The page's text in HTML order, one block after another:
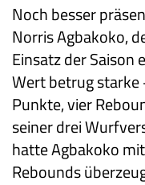
Noch besser
Norris Agbakoko,
Einsatz der Saison
Wert betrug starke
Punkte, vier
seiner drei
hatte Agbakoko
Rebounds